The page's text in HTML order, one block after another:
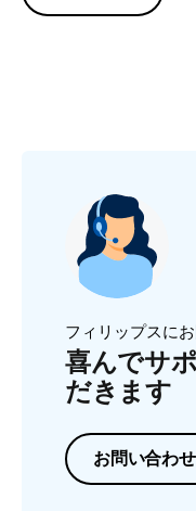
フィリップスに
喜んでサ
だきます
お問い合わせ